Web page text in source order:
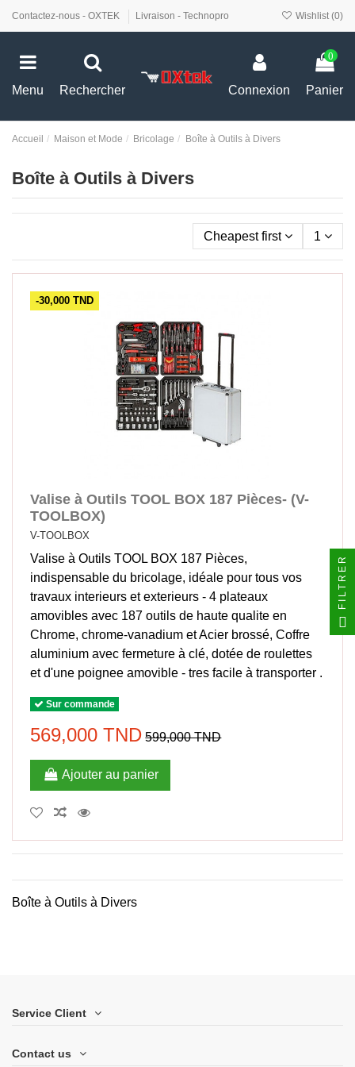
Contactez-nous - OXTEK Livraison - Technopro Wishlist (0)
Menu Rechercher Connexion
0
Panier
Accueil Maison et Mode Bricolage Boîte à Outils à Divers
Boîte à Outils à Divers
Cheapest first 1
-30,000 TND
Valise à Outils TOOL BOX 187 Pièces- (V-
TOOLBOX)
V-TOOLBOX
Valise à Outils TOOL BOX 187 Pièces,
indispensable du bricolage, idéale pour tous vos
travaux interieurs et exterieurs - 4 plateaux
amovibles avec 187 outils de haute qualite en
Chrome, chrome-vanadium et Acier brossé, Coffre
aluminium avec fermeture à clé, dotée de roulettes
et d'une poignee amovible - tres facile à transporter .
Sur commande
569,000 TND 599,000 TND
Ajouter au panier
Boîte à Outils à Divers
Service Client
Contact us
FILTRER